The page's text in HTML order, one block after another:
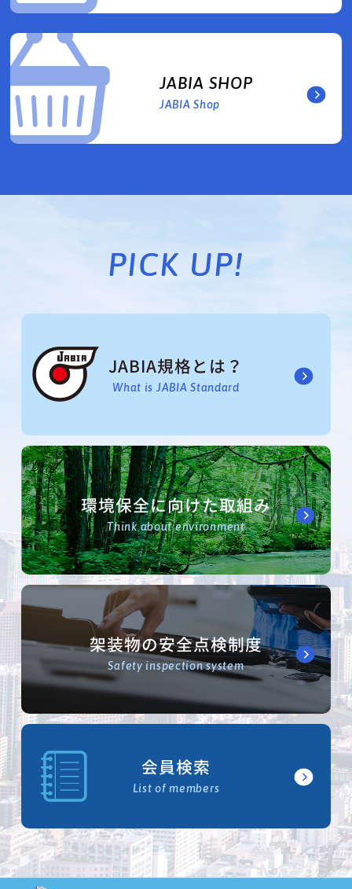
JABIA SHOP
JABIA Shop
PICK UP!
JABIA規格とは？
What is JABIA Standard
環境保全に向けた取組み
Think about environment
架装物の安全点検制度
Safety inspection system
会員検索
List of members